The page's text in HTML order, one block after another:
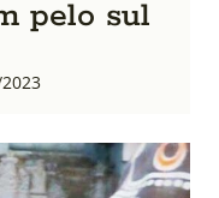
pelo sul